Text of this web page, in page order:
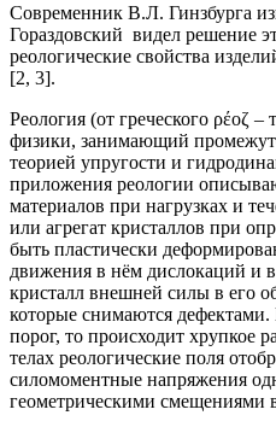
Современник В.Л. Гинзбурга
Гораздовский видел решение
реологические свойства
[2, 3].
Реология (от греческого ρέοζ –
физики, занимающий
теорией упругости и
приложения реологии
материалов при нагрузках и
или агрегат кристаллов при
быть пластически
движения в нём дислокаций и
кристалл внешней силы в его
которые снимаются
порог, то происходит хрупкое
телах реологические поля
силомоментные напряжения
геометрическими смещениями